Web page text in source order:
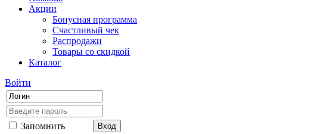
Акции
Бонусная программа
Счастливый чек
Распродажи
Товары со скидкой
Каталог
Войти
Запомнить